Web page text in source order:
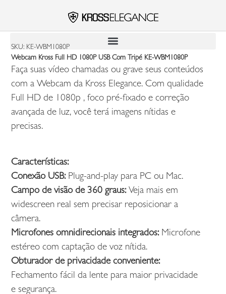
SKU: KE-WBM1080P
Webcam Kross Full HD 1080P USB Com Tripé KE-WBM1080P
Faça suas vídeo chamadas ou grave seus conteúdos
com a Webcam da Kross Elegance. Com qualidade
Full HD de 1080p , foco pré-fixado e correção
avançada de luz, você terá imagens nítidas e
precisas.
Características:
Conexão USB: Plug-and-play para PC ou Mac.
Campo de visão de 360 graus: Veja mais em
widescreen real sem precisar reposicionar a
câmera.
Microfones omnidirecionais integrados: Microfone
estéreo com captação de voz nítida.
Obturador de privacidade conveniente:
Fechamento fácil da lente para maior privacidade
e segurança.